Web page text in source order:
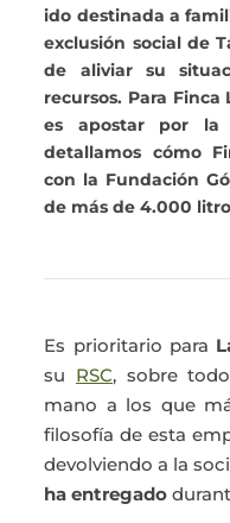
ido destinada a
exclusión social de
de aliviar su
recursos. Para
es apostar por la
detallamos cómo
con la Fundación
de más de 4.000
Es prioritario para
su RSC, sobre
mano a los que
filosofía de esta
devolviendo a la
ha entregado